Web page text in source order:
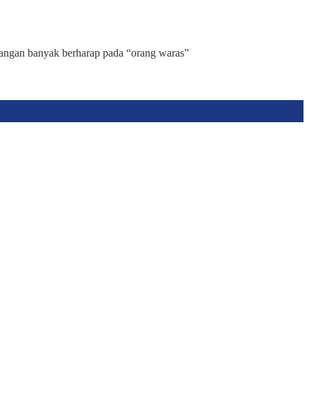
banyak berharap pada “orang waras”